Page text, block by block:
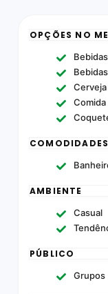
OPÇÕES NO
Cerveja
Comida
COMODIDADES
AMBIENTE
Casual
PÚBLICO
Grupos